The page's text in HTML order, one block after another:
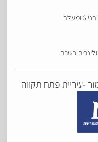
כשרה
-עיריית פתח תקווה